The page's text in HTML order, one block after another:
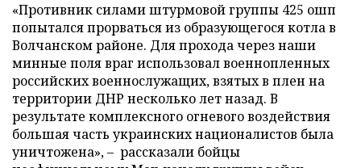
«Противник силами штурмовой группы 425 ошп
попытался прорваться из образующегося котла в
Волчанском районе. Для прохода через наши
минные поля враг использовал военнопленных
российских военнослужащих, взятых в плен на
территории ДНР несколько лет назад. В
результате комплексного огневого воздействия
большая часть украинских националистов была
уничтожена», – рассказали бойцы